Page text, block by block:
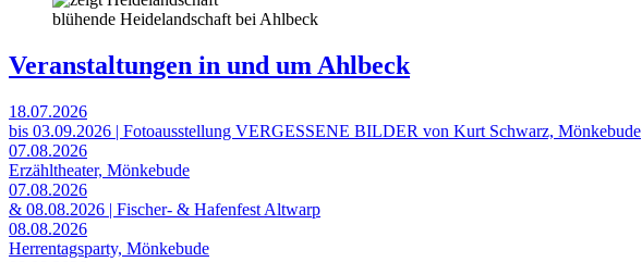
blühende Heidelandschaft bei Ahlbeck
Veranstaltungen in und um Ahlbeck
18.07.2026
bis 03.09.2026 | Fotoausstellung VERGESSENE BILDER von Kurt Schwarz, Mönkebude
07.08.2026
Erzähltheater, Mönkebude
07.08.2026
& 08.08.2026 | Fischer- & Hafenfest Altwarp
08.08.2026
Herrentagsparty, Mönkebude